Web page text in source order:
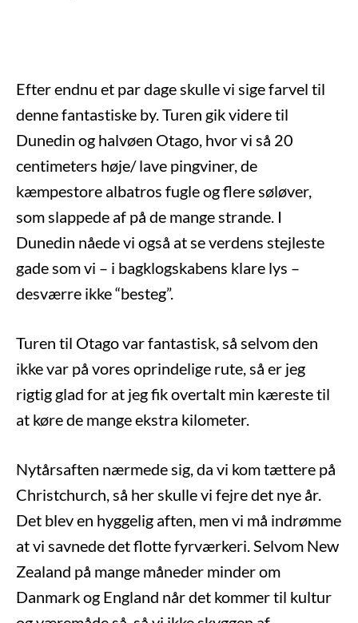
Efter endnu et par dage skulle vi sige farvel til
denne fantastiske by. Turen gik videre til
Dunedin og halvøen Otago, hvor vi så 20
centimeters høje/ lave pingviner, de
kæmpestore albatros fugle og flere søløver,
som slappede af på de mange strande. I
Dunedin nåede vi også at se verdens stejleste
gade som vi – i bagklogskabens klare lys –
desværre ikke “besteg”.
Turen til Otago var fantastisk, så selvom den
ikke var på vores oprindelige rute, så er jeg
rigtig glad for at jeg fik overtalt min kæreste til
at køre de mange ekstra kilometer.
Nytårsaften nærmede sig, da vi kom tættere på
Christchurch, så her skulle vi fejre det nye år.
Det blev en hyggelig aften, men vi må indrømme
at vi savnede det flotte fyrværkeri. Selvom New
Zealand på mange måneder minder om
Danmark og England når det kommer til kultur